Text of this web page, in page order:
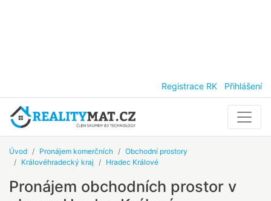
Registrace RK Přihlášení
Úvod Pronájem komerčních
Obchodní prostory
Královéhradecký kraj
Hradec Králové
Pronájem obchodních prostor v